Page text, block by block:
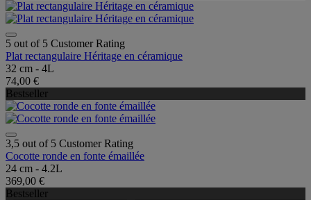
5 out of 5 Customer Rating
Plat rectangulaire Héritage en céramique
32 cm - 4L
74,00 €
Bestseller
3,5 out of 5 Customer Rating
Cocotte ronde en fonte émaillée
24 cm - 4.2L
369,00 €
Bestseller